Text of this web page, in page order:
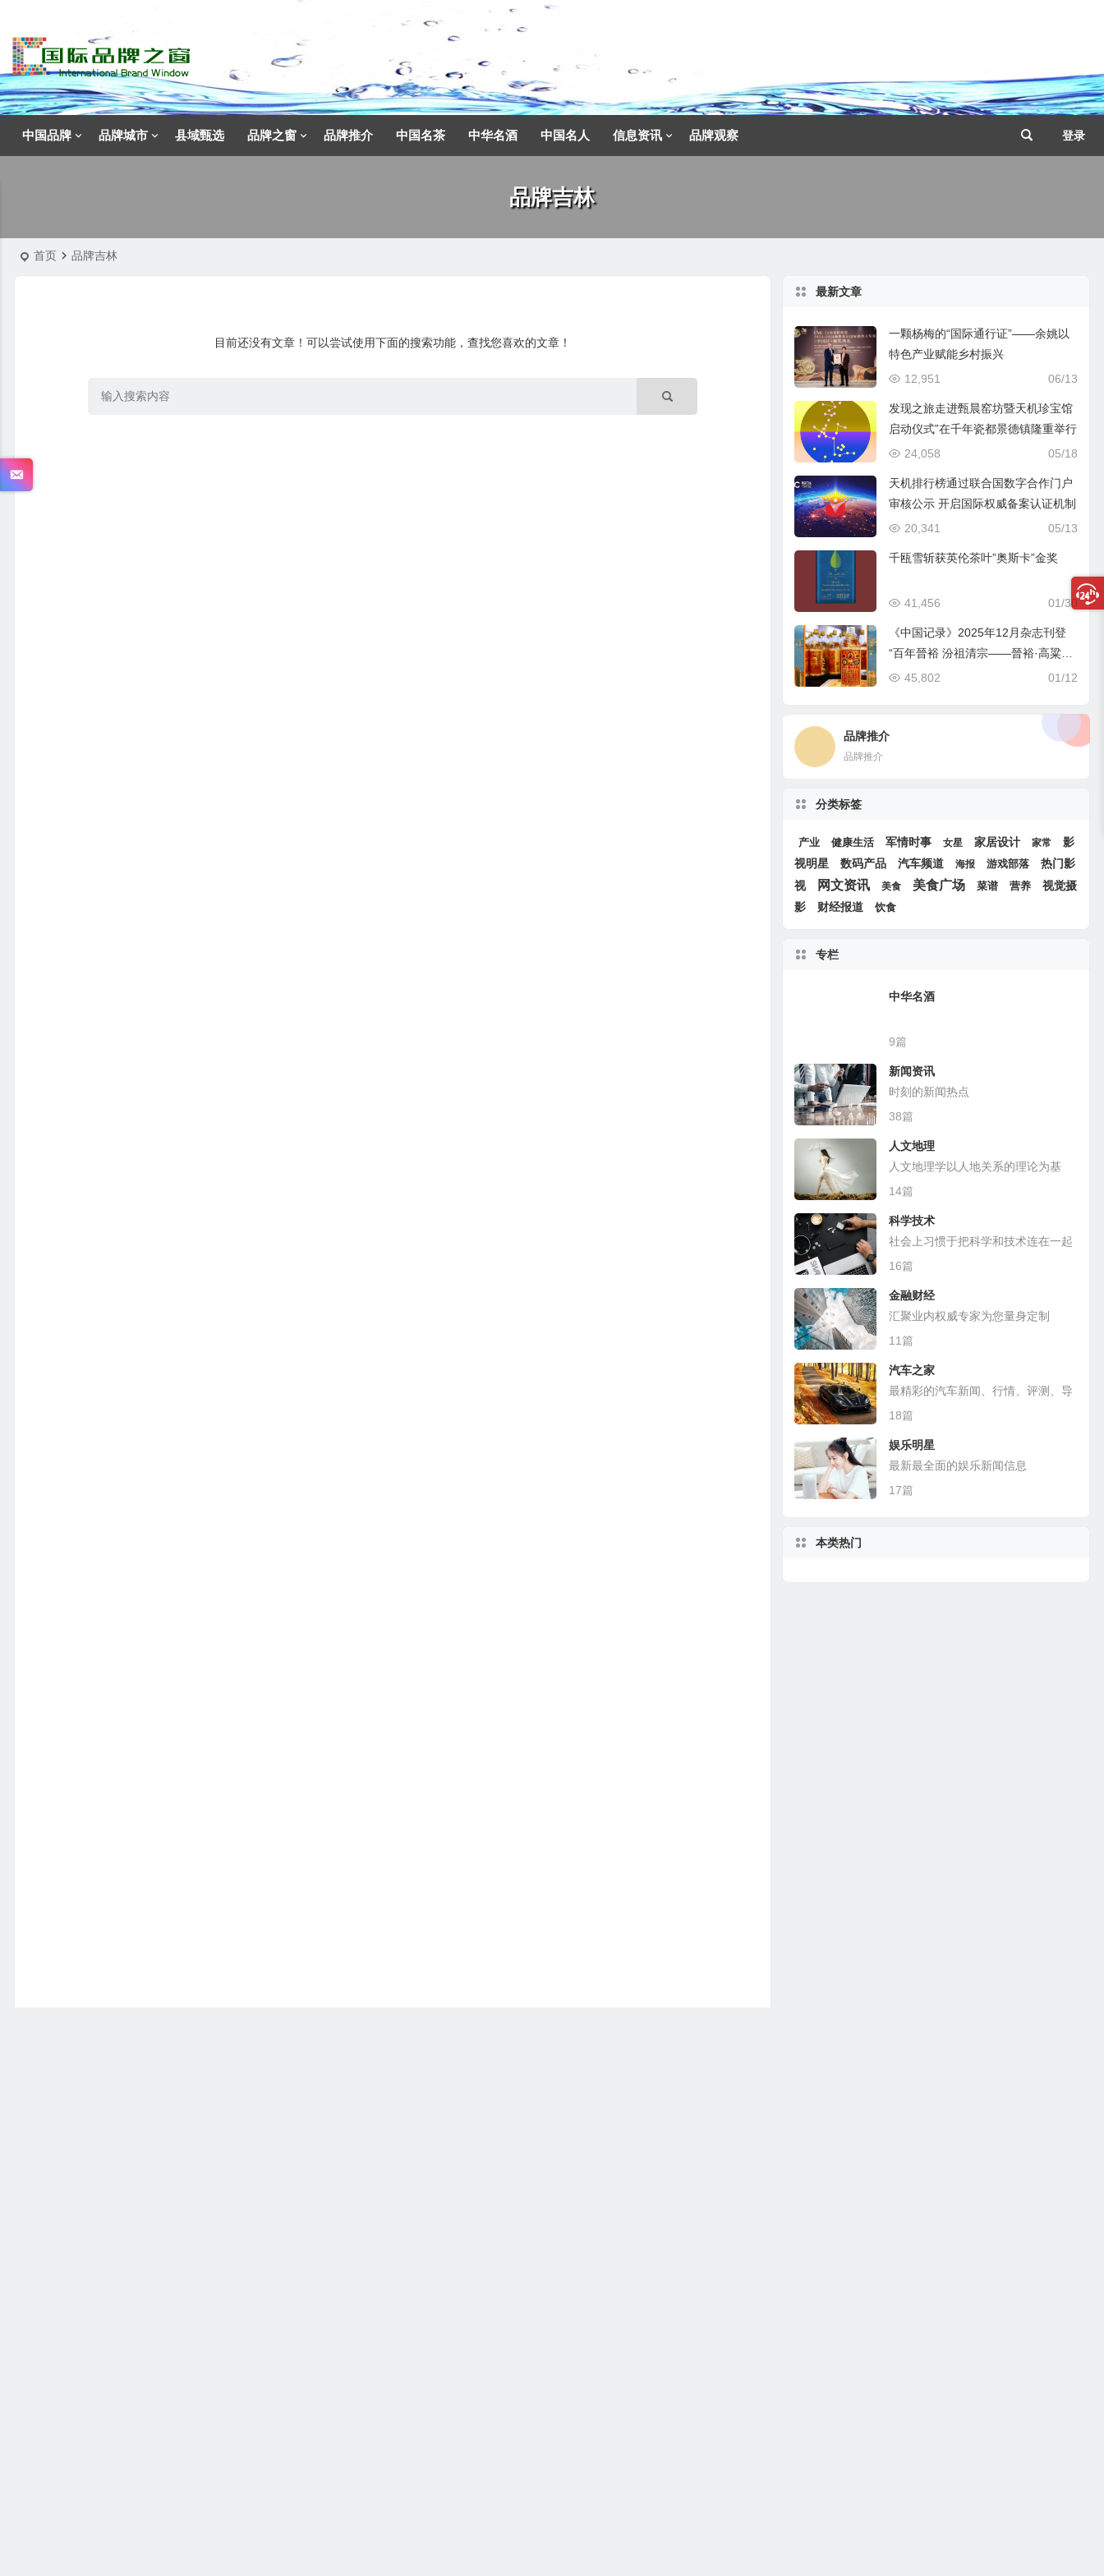
中国品牌 品牌城市 县域甄选 品牌之窗 品牌推介 中国名茶 中华名酒 中国名人 信息资讯 品牌观察 登录
品牌吉林
首页 品牌吉林
目前还没有文章！可以尝试使用下面的搜索功能，查找您喜欢的文章！
最新文章
一颗杨梅的“国际通行证”——余姚以
特色产业赋能乡村振兴
06/13
12,951
发现之旅走进甄晨窑坊暨天机珍宝馆
启动仪式”在千年瓷都景德镇隆重举行
05/18
24,058
天机排行榜通过联合国数字合作门户
审核公示 开启国际权威备案认证机制
05/13
20,341
千瓯雪斩获英伦茶叶”奥斯卡”金奖
01/30
41,456
《中国记录》2025年12月杂志刊登
“百年晉裕 汾祖清宗——晉裕·高粱穗
商标品牌及晉裕汾酒公司”
01/12
45,802
品牌推介
品牌推介
分类标签
产业 健康生活 军情时事 女星 家居设计 家常
影
视明星
数码产品 汽车频道 海报 游戏部落
热门影
视
网文资讯 美食 美食广场 菜谱 营养
视觉摄
影
财经报道 饮食
专栏
中华名酒
9篇
新闻资讯
时刻的新闻热点
38篇
人文地理
人文地理学以人地关系的理论为基
础，探讨各种人文现象的地理分布
14篇
科学技术
社会上习惯于把科学和技术连在一起
16篇
金融财经
汇聚业内权威专家为您量身定制
11篇
汽车之家
最精彩的汽车新闻、行情、评测、导
购
18篇
娱乐明星
最新最全面的娱乐新闻信息
17篇
本类热门